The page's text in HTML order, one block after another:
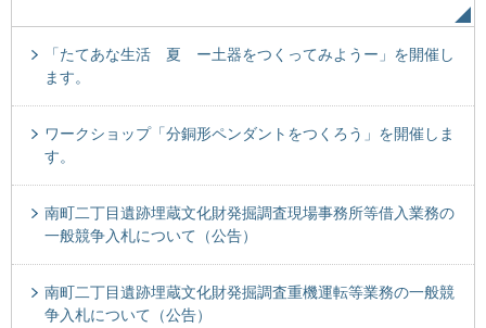
「たてあな生活 夏 ー土器をつくってみようー」を開催し
ます。
ワークショップ「分銅形ペンダントをつくろう」を開催しま
す。
南町二丁目遺跡埋蔵文化財発掘調査現場事務所等借入業務の
一般競争入札について（公告）
南町二丁目遺跡埋蔵文化財発掘調査重機運転等業務の一般競
争入札について（公告）